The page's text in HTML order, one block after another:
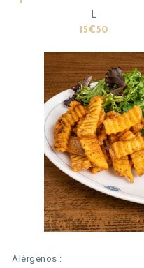
L
15€50
Alérgenos :